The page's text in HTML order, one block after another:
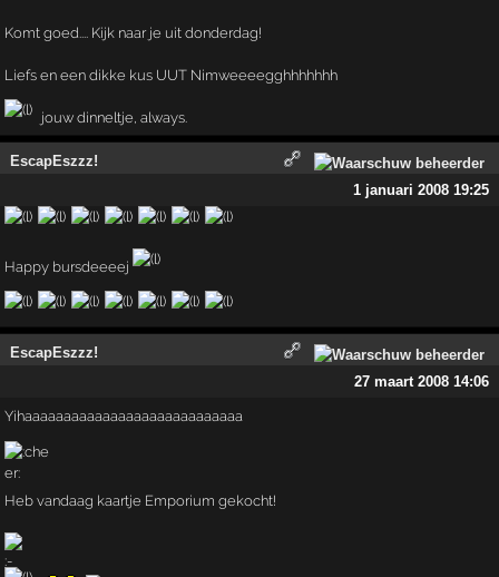
Komt goed.... Kijk naar je uit donderdag!
Liefs en een dikke kus UUT Nimweeeegghhhhhhh
jouw dinneltje, always.
EscapEszzz!
1 januari 2008 19:25
Happy bursdeeeej
EscapEszzz!
27 maart 2008 14:06
Yihaaaaaaaaaaaaaaaaaaaaaaaaaaaa
Heb vandaag kaartje Emporium gekocht!